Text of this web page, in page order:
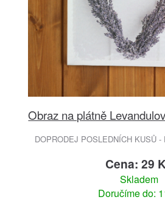
Obraz na plátně
DOPRODEJ POSLEDNÍCH KUSŮ
Cena: 29
Skladem
Doručíme do: